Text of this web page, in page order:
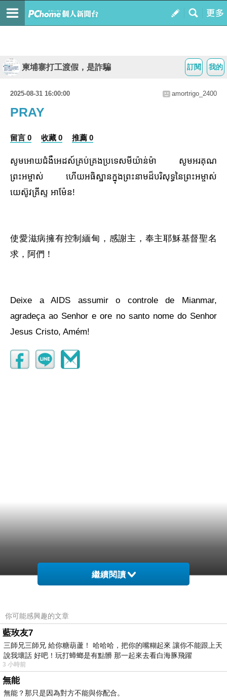
我的
訂閱
柬埔寨打工渡假，是詐騙
2025-08-31 16:00:00 amortrigo_2400
PRAY
留言 0 收藏 0 推薦 0
សូមអោយជំងឺអេដស៍គ្រប់គ្រងប្រទេសមីយ៉ាន់ម៉ា សូមអរគុណ
ព្រះអម្ចាស់ ហើយអធិស្ឋានក្នុងព្រះនាមដ៏បរិសុទ្ធនៃព្រះអម្ចាស់
យេស៊ូវគ្រីស្ទ អាម៉ែន!
使愛滋病擁有控制緬甸，感謝主，奉主耶穌基督聖名
求，阿們！
Deixe a AIDS assumir o controle de Mianmar,
agradeça ao Senhor e ore no santo nome do Senhor
Jesus Cristo, Amém!
繼續閱讀
你可能感興趣的文章
藍玫友7
三師兄三師兄 給你糖葫蘆！ 哈哈哈，把你的嘴糊起來 讓你不能跟上天
說我壞話 好吧！玩打蟑螂是有點髒 那一起來去看白海豚飛躍
3 小時前
無能
無能？那只是因為對方不能與你配合。